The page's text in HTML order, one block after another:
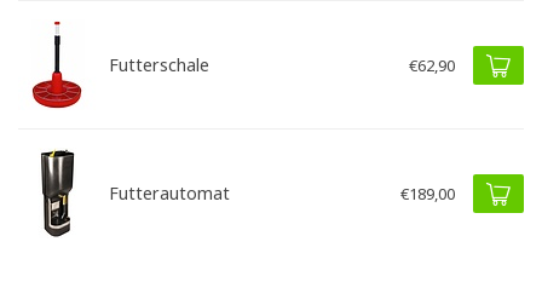
Futterschale €62,90
Futterautomat €189,00